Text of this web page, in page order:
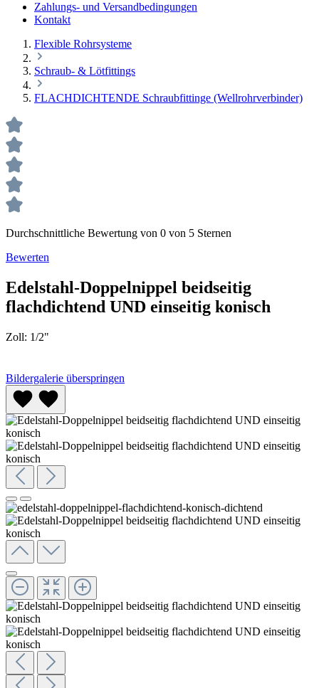
Zahlungs- und Versandbedingungen
Kontakt
Flexible Rohrsysteme
Schraub- & Lötfittings
FLACHDICHTENDE Schraubfittinge (Wellrohrverbinder)
Durchschnittliche Bewertung von 0 von 5 Sternen
Bewerten
Edelstahl-Doppelnippel beidseitig
flachdichtend UND einseitig konisch
Zoll: 1/2"
Bildergalerie überspringen